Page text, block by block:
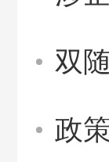
双
政